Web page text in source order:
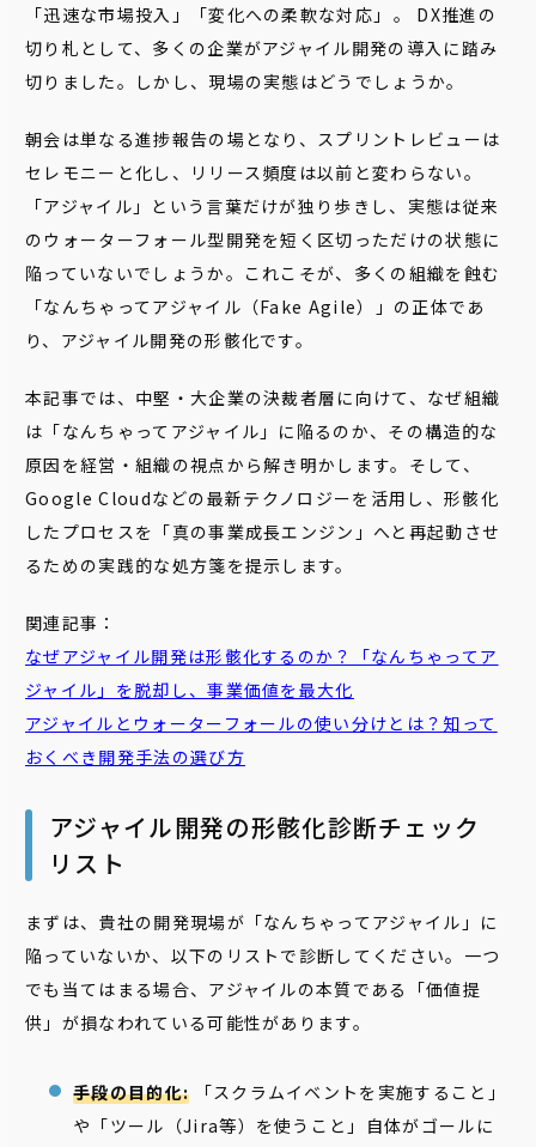
「迅速な市場投入」「変化への柔軟な対応」――。 DX推進の
切り札として、多くの企業がアジャイル開発の導入に踏み
切りました。しかし、現場の実態はどうでしょうか。
朝会は単なる進捗報告の場となり、スプリントレビューは
セレモニーと化し、リリース頻度は以前と変わらない。
「アジャイル」という言葉だけが独り歩きし、実態は従来
のウォーターフォール型開発を短く区切っただけの状態に
陥っていないでしょうか。これこそが、多くの組織を蝕む
「なんちゃってアジャイル（Fake Agile）」の正体であ
り、アジャイル開発の形骸化です。
本記事では、中堅・大企業の決裁者層に向けて、なぜ組織
は「なんちゃってアジャイル」に陥るのか、その構造的な
原因を経営・組織の視点から解き明かします。そして、
Google Cloudなどの最新テクノロジーを活用し、形骸化
したプロセスを「真の事業成長エンジン」へと再起動させ
るための実践的な処方箋を提示します。
関連記事：
なぜアジャイル開発は形骸化するのか？「なんちゃってア
ジャイル」を脱却し、事業価値を最大化
アジャイルとウォーターフォールの使い分けとは？知って
おくべき開発手法の選び方
アジャイル開発の形骸化診断チェック
リスト
まずは、貴社の開発現場が「なんちゃってアジャイル」に
陥っていないか、以下のリストで診断してください。一つ
でも当てはまる場合、アジャイルの本質である「価値提
供」が損なわれている可能性があります。
手段の目的化: 「スクラムイベントを実施すること」
や「ツール（Jira等）を使うこと」自体がゴールに